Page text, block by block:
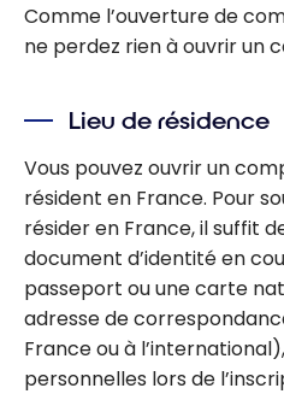
Comme l’ouverture de
ne perdez rien à ouvrir un
Lieu de résidence
Vous pouvez ouvrir un
résident en France. Pour
résider en France, il suffit
document d’identité en
passeport ou une carte
adresse de
France ou à
personnelles lors de